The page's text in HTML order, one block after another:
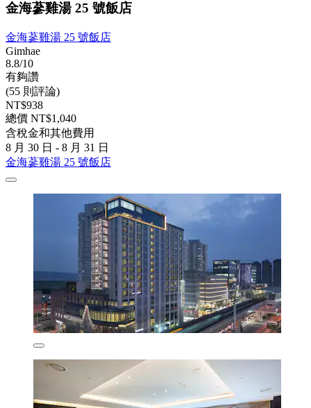
金海蔘雞湯 25 號飯店
金海蔘雞湯 25 號飯店
Gimhae
8.8/10
有夠讚
(55 則評論)
NT$938
總價 NT$1,040
含稅金和其他費用
8 月 30 日 - 8 月 31 日
金海蔘雞湯 25 號飯店